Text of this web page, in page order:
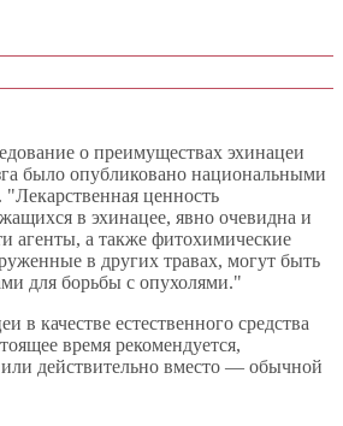
о преимуществах эхинацеи
было опубликовано национальными
"Лекарственная ценность
в эхинацее, явно очевидна и
агенты, а также фитохимические
в других травах, могут быть
для борьбы с опухолями."
в качестве естественного средства
время рекомендуется,
действительно вместо — обычной